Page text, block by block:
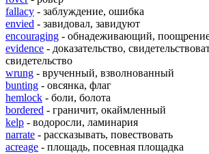
fallacy - заблуждение, ошибка
envied - завидовал, завидуют
encouraging - обнадеживающий,
evidence - доказательство,
свидетельство
wrung - врученный, взволнованный
bunting - овсянка, флаг
hemlock - боли, болота
bordered - граничит, окаймленный
kelp - водоросли, ламинария
narrate - рассказывать, повествовать
acreage - площадь, посевная площадка